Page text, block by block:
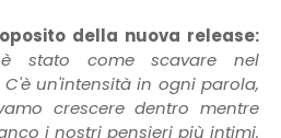
della nuova release:
è stato come scavare nel
un'intensità in ogni parola,
crescere dentro mentre
i nostri pensieri più intimi.